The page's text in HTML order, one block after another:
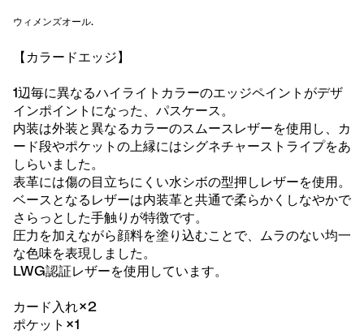
ウィメンズオール.
【カラードエッジ】
1辺毎に異なるハイライトカラーのエッジペイントがデザ
インポイントになった、パスケース。
内装は外装と異なるカラーのスムースレザーを使用し、カ
ード段やポケットの上縁にはシグネチャーストライプをあ
しらいました。
表革には傷の目立ちにくい水シボの型押しレザーを使用。
ベースとなるレザーは内装革と共通で柔らかくしなやかで
さらっとした手触りが特徴です。
圧力を加えながら顔料を塗り込むことで、ムラのない均一
な色味を表現しました。
LWG認証レザーを使用しています。
カード入れ×2
ポケット×1